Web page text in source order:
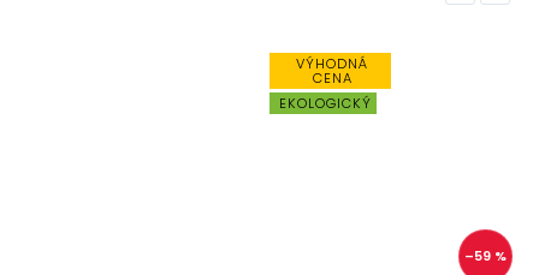
VÝHODNÁ
CENA
EKOLOGICKÝ
–59 %